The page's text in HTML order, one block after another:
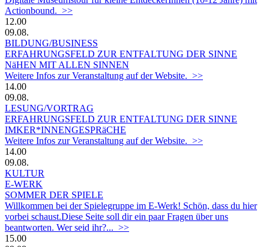
Actionbound. >>
12.00
09.08.
BILDUNG/BUSINESS
ERFAHRUNGSFELD ZUR ENTFALTUNG DER SINNE
NäHEN MIT ALLEN SINNEN
Weitere Infos zur Veranstaltung auf der Website. >>
14.00
09.08.
LESUNG/VORTRAG
ERFAHRUNGSFELD ZUR ENTFALTUNG DER SINNE
IMKER*INNENGESPRäCHE
Weitere Infos zur Veranstaltung auf der Website. >>
14.00
09.08.
KULTUR
E-WERK
SOMMER DER SPIELE
Willkommen bei der Spielegruppe im E-Werk! Schön, dass du hier
vorbei schaust.Diese Seite soll dir ein paar Fragen über uns
beantworten. Wer seid ihr?... >>
15.00